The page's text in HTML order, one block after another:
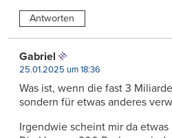
Antworten
Gabriel
25.01.2025 um 18:36
Was ist, wenn die fast 3
sondern für etwas anderes
Irgendwie scheint mir da